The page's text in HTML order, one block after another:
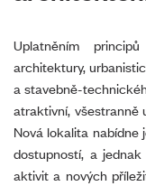
Uplatněním
architektury,
a stavebně-
atraktivní, všestranně
Nová lokalita nabídne
dostupností, a
aktivit a nových